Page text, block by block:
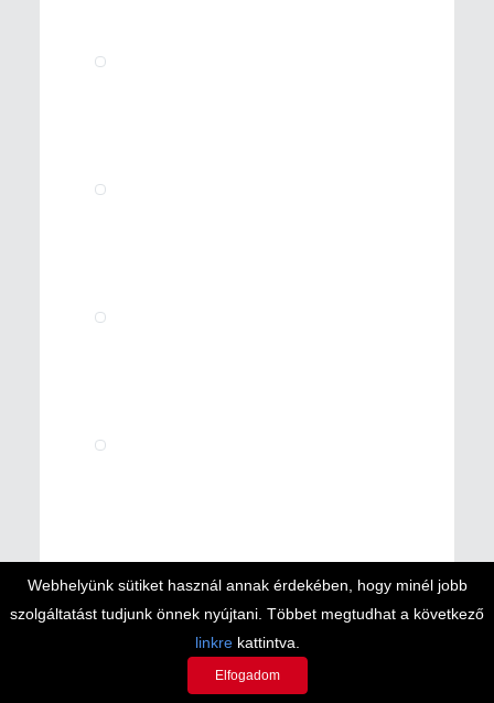
Webhelyünk sütiket használ annak érdekében, hogy minél jobb
szolgáltatást tudjunk önnek nyújtani. Többet megtudhat a következő
linkrekattintva.
Elfogadom